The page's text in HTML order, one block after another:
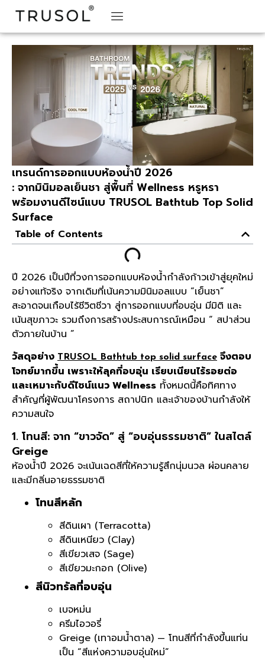
เทรนด์การออกแบบห้องน้ำปี 2026
: จากมินิมอลเย็นชา สู่พื้นที่ Wellness หรูหรา
พร้อมงานดีไซน์แบบ TRUSOL Bathtub Top Solid
Surface
Table of Contents
ปี 2026 เป็นปีที่วงการออกแบบห้องน้ำกำลังก้าวเข้าสู่ยุคใหม่
อย่างแท้จริง จากเดิมที่เน้นความมินิมอลแบบ “เย็นชา”
สะอาดจนเกือบไร้ชีวิตชีวา สู่การออกแบบที่อบอุ่น มีมิติ และ
เน้นสุขภาวะ รวมถึงการสร้างประสบการณ์เหมือน “ สปาส่วน
ตัวภายในบ้าน ”
วัสดุอย่าง TRUSOL Bathtub top solid surface จึงตอบ
โจทย์มากขึ้น เพราะให้ลุคที่อบอุ่น เรียบเนียนไร้รอยต่อ
และเหมาะกับดีไซน์แนว Wellness ทั้งหมดนี้คือทิศทาง
สำคัญที่ผู้พัฒนาโครงการ สถาปนิก และเจ้าของบ้านกำลังให้
ความสนใจ
1. โทนสี: จาก “ขาวจัด” สู่ “อบอุ่นธรรมชาติ” ในสไตล์
Greige
ห้องน้ำปี 2026 จะเน้นเฉดสีที่ให้ความรู้สึกนุ่มนวล ผ่อนคลาย
และมีกลิ่นอายธรรมชาติ
โทนสีหลัก
สีดินเผา (Terracotta)
สีดินเหนียว (Clay)
สีเขียวเสจ (Sage)
สีเขียวมะกอก (Olive)
สีนิวทรัลที่อบอุ่น
เบจหม่น
ครีมไอวอรี่
Greige (เทาอมน้ำตาล) — โทนสีที่กำลังขึ้นแท่น
เป็น “สีแห่งความอบอุ่นใหม่”